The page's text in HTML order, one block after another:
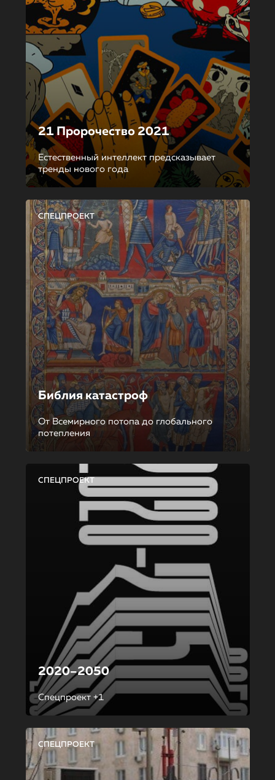
21 Пророчество 2021
Естественный интеллект предсказывает
тренды нового года
СПЕЦПРОЕКТ
Библия катастроф
От Всемирного потопа до глобального
потепления
СПЕЦПРОЕКТ
2020–2050
Спецпроект +1
СПЕЦПРОЕКТ